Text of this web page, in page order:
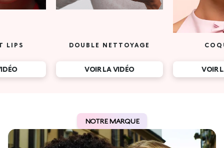
LIPS DOUBLE NETTOYAGE
VOIR LA VIDÉO VOIR
NOTRE MARQUE